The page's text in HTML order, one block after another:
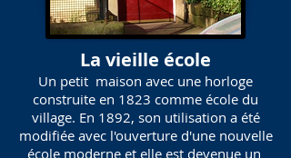
La vieille école
Un petit maison avec une horloge
construite en 1823 comme école du
village. En 1892, son utilisation a été
modifiée avec l'ouverture d'une nouvelle
école moderne et elle est devenue un